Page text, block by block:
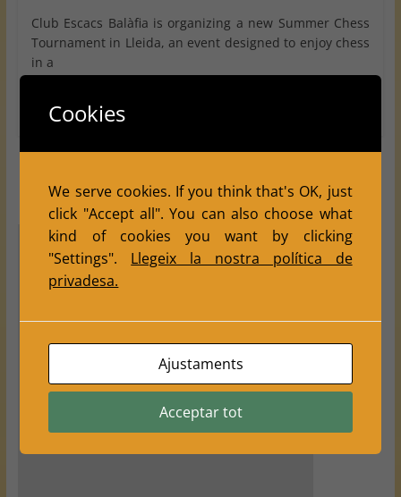
Club Escacs Balàfia is organizing a new Summer Chess
Tournament in Lleida, an event designed to enjoy chess
in a
Español
Els teus ajustaments poden estar impedint
que vegis aquest contingut. Probablement
tens desactivada l'opció "Experiència".
Revisa els teus ajustaments
Cookies
We serve cookies. If you think that's OK, just
click "Accept all". You can also choose what
kind of cookies you want by clicking
"Settings". Llegeix la nostra política de
privadesa.
Ajustaments
Acceptar tot